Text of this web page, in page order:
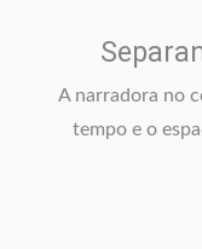
A narradora no
tempo e o